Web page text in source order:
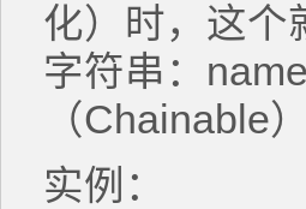
化）时，这个
字符串：
（Chainable
实例：